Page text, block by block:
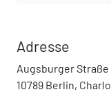
Adresse
Augsburger Straße
10789 Berlin,